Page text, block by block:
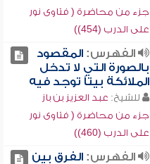
جزء من محاضرة ( فتاوى نور
على الدرب (454))
الفهرس:المقصود
بالصورة التي لا تدخل
الملائكة بيتاً توجد فيه
للشيخ: عبد العزيز بن باز
جزء من محاضرة ( فتاوى نور
على الدرب (460))
الفهرس:الفرق بين